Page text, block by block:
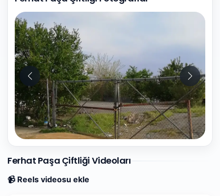
Ferhat Paşa Çiftliği Videoları
📹 Reels videosu ekle